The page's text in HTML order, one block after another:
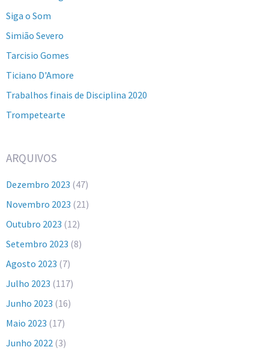
Siga o Som
Simião Severo
Tarcisio Gomes
Ticiano D'Amore
Trabalhos finais de Disciplina 2020
Trompetearte
ARQUIVOS
Dezembro 2023 (47)
Novembro 2023 (21)
Outubro 2023 (12)
Setembro 2023 (8)
Agosto 2023 (7)
Julho 2023 (117)
Junho 2023 (16)
Maio 2023 (17)
Junho 2022 (3)